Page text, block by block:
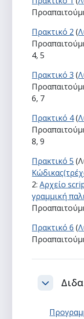
Πρακτικό 2 (
4, 5
Πρακτικό 3 (
6, 7
Πρακτικό 4(
8, 9
Πρακτικό 5
2:Αρχείο
γραμμική
Πρακτικό 6 (
Σύμπτυξη